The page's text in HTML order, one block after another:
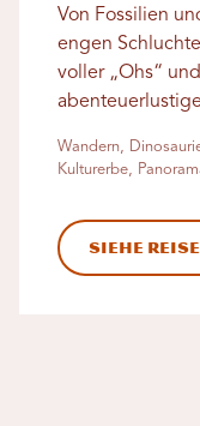
Von Fossilien
engen
voller „Ohs“
Wandern,
Kulturerbe,
Siehe